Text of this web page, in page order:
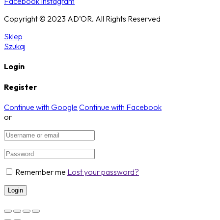
Copyright © 2023 AD’OR. All Rights Reserved
Sklep
Szukaj
Login
Register
Continue with Google Continue with Facebook
or
Remember me Lost your password?